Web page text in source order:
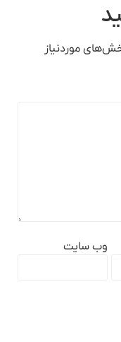
موردنیاز
وب‌ سایت